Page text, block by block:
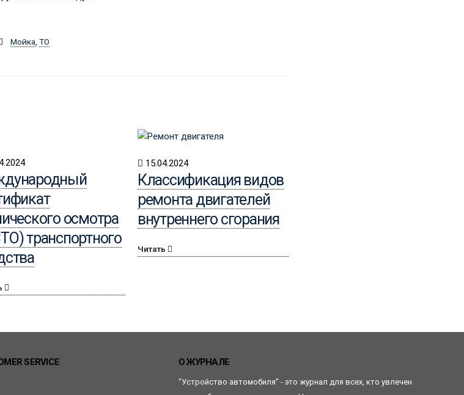
Мойка ТО
осмотра
транспортного
15.04.2024
Классификация видов
ремонта двигателей
внутреннего сгорания
Читать
SERVICE О ЖУРНАЛЕ
"Устройство автомобиля" - это журнал для всех, кто увлечен